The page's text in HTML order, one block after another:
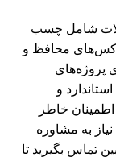
شامل چسب
محافظ و
پروژه‌های
و
خاطر
به مشاوره
تماس بگیرید تا